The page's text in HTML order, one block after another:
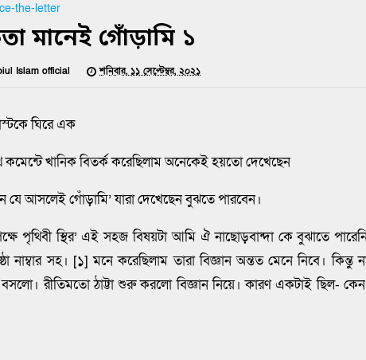
the-letter
মানেই গোঁড়ামি ১
Islam official শনিবার, ১১ সেপ্টেম্বর, ২০২১
ঘিরে এক
কমেন্টে খানিক বিতর্ক করেছিলাম অনেকেই হয়তো দেখেছেন
যে আসলেই গোঁড়ামি’ যারা দেখেছেন বুঝতে পারবেন।
পৃথিবী স্থির’ এই সহজ বিষয়টা আমি ঐ নাছোড়বান্দা কে বুঝাতে
নাম্বার সহ। [১] মনে করেছিলাম তারা বিজ্ঞান অন্তত মেনে নিবে।
বসলো। রীতিমতো ঠাট্টা শুরু করলো বিজ্ঞান নিয়ে। কারণ একটাই ছিল-